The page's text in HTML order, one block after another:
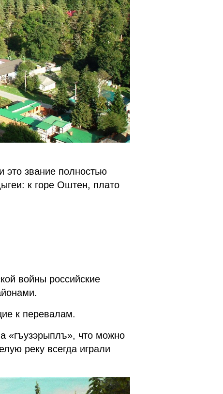
это звание полностью
к горе Оштен, плато
войны российские
к перевалам.
«гъузэрыплъ», что можно
реку всегда играли